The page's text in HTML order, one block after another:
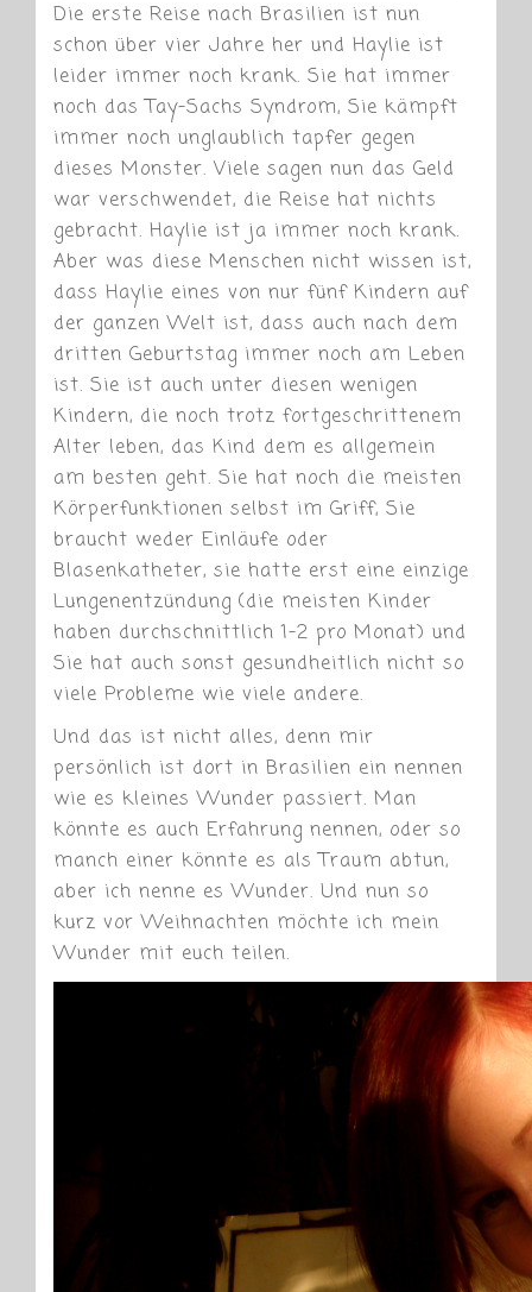
Die erste Reise nach Brasilien ist nun
schon über vier Jahre her und Haylie ist
leider immer noch krank. Sie hat immer
noch das Tay-Sachs Syndrom, Sie kämpft
immer noch unglaublich tapfer gegen
dieses Monster. Viele sagen nun das Geld
war verschwendet, die Reise hat nichts
gebracht. Haylie ist ja immer noch krank.
Aber was diese Menschen nicht wissen ist,
dass Haylie eines von nur fünf Kindern auf
der ganzen Welt ist, dass auch nach dem
dritten Geburtstag immer noch am Leben
ist. Sie ist auch unter diesen wenigen
Kindern, die noch trotz fortgeschrittenem
Alter leben, das Kind dem es allgemein
am besten geht. Sie hat noch die meisten
Körperfunktionen selbst im Griff, Sie
braucht weder Einläufe oder
Blasenkatheter, sie hatte erst eine einzige
Lungenentzündung (die meisten Kinder
haben durchschnittlich 1-2 pro Monat) und
Sie hat auch sonst gesundheitlich nicht so
viele Probleme wie viele andere.
Und das ist nicht alles, denn mir
persönlich ist dort in Brasilien ein nennen
wie es kleines Wunder passiert. Man
könnte es auch Erfahrung nennen, oder so
manch einer könnte es als Traum abtun,
aber ich nenne es Wunder. Und nun so
kurz vor Weihnachten möchte ich mein
Wunder mit euch teilen.